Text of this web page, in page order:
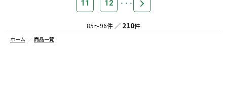
11 12
85～96件 ／ 210件
ホーム 商品一覧